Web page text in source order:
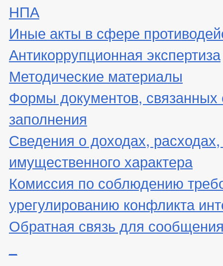
НПА
Иные акты в сфере
Антикоррупционная экспертиза
Методические материалы
Формы документов, связанных
заполнения
Сведения о доходах,
имущественного характера
Комиссия по соблюдению
урегулированию конфликта
Обратная связь для